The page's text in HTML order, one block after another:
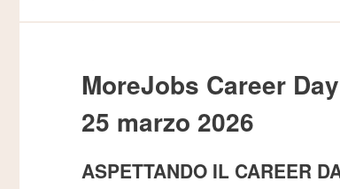
MoreJobs Career
25 marzo 2026
ASPETTANDO IL CAREER